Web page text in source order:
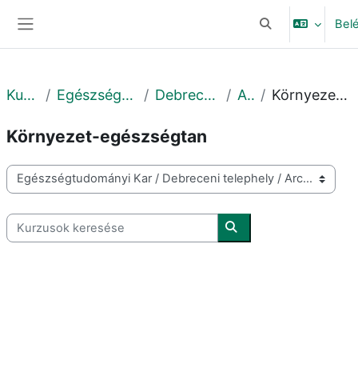
Keresési
Kurzusok Egészségtudományi Kar Debreceni telephely Archív Környezet-egészségtan
Környezet-egészségtan
Kurzuskategóriák
Kurzusok keresése
Kurzusok keresése